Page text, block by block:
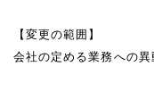
【変更の範囲】
会社の定める業務への異